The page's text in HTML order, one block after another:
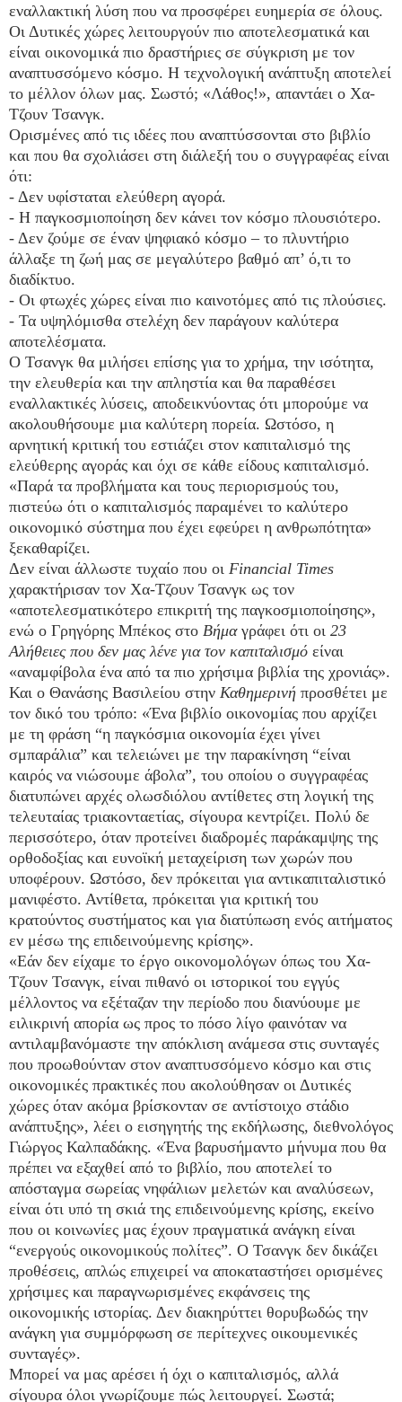
εναλλακτική λύση που να προσφέρει ευημερία σε όλους.
Οι Δυτικές χώρες λειτουργούν πιο αποτελεσματικά και
είναι οικονομικά πιο δραστήριες σε σύγκριση με τον
αναπτυσσόμενο κόσμο. Η τεχνολογική ανάπτυξη αποτελεί
το μέλλον όλων μας. Σωστό; «Λάθος!», απαντάει ο Χα-
Τζουν Τσανγκ.
Ορισμένες από τις ιδέες που αναπτύσσονται στο βιβλίο
και που θα σχολιάσει στη διάλεξή του ο συγγραφέας είναι
ότι:
- Δεν υφίσταται ελεύθερη αγορά.
- Η παγκοσμιοποίηση δεν κάνει τον κόσμο πλουσιότερο.
- Δεν ζούμε σε έναν ψηφιακό κόσμο – το πλυντήριο
άλλαξε τη ζωή μας σε μεγαλύτερο βαθμό απ’ ό,τι το
διαδίκτυο.
- Οι φτωχές χώρες είναι πιο καινοτόμες από τις πλούσιες.
- Τα υψηλόμισθα στελέχη δεν παράγουν καλύτερα
αποτελέσματα.
Ο Τσανγκ θα μιλήσει επίσης για το χρήμα, την ισότητα,
την ελευθερία και την απληστία και θα παραθέσει
εναλλακτικές λύσεις, αποδεικνύοντας ότι μπορούμε να
ακολουθήσουμε μια καλύτερη πορεία. Ωστόσο, η
αρνητική κριτική του εστιάζει στον καπιταλισμό της
ελεύθερης αγοράς και όχι σε κάθε είδους καπιταλισμό.
«Παρά τα προβλήματα και τους περιορισμούς του,
πιστεύω ότι ο καπιταλισμός παραμένει το καλύτερο
οικονομικό σύστημα που έχει εφεύρει η ανθρωπότητα»
ξεκαθαρίζει.
Δεν είναι άλλωστε τυχαίο που οι Financial Times
χαρακτήρισαν τον Χα-Τζουν Τσανγκ ως τον
«αποτελεσματικότερο επικριτή της παγκοσμιοποίησης»,
ενώ ο Γρηγόρης Μπέκος στο Βήμαγράφει ότι οι 23
Αλήθειες που δεν μας λένε για τον καπιταλισμό είναι
«αναμφίβολα ένα από τα πιο χρήσιμα βιβλία της χρονιάς».
Και ο Θανάσης Βασιλείου στην Καθημερινή προσθέτει με
τον δικό του τρόπο: «Ένα βιβλίο οικονομίας που αρχίζει
με τη φράση “η παγκόσμια οικονομία έχει γίνει
σμπαράλια” και τελειώνει με την παρακίνηση “είναι
καιρός να νιώσουμε άβολα”, του οποίου ο συγγραφέας
διατυπώνει αρχές ολωσδιόλου αντίθετες στη λογική της
τελευταίας τριακονταετίας, σίγουρα κεντρίζει. Πολύ δε
περισσότερο, όταν προτείνει διαδρομές παράκαμψης της
ορθοδοξίας και ευνοϊκή μεταχείριση των χωρών που
υποφέρουν. Ωστόσο, δεν πρόκειται για αντικαπιταλιστικό
μανιφέστο. Αντίθετα, πρόκειται για κριτική του
κρατούντος συστήματος και για διατύπωση ενός αιτήματος
εν μέσω της επιδεινούμενης κρίσης».
«Εάν δεν είχαμε το έργο οικονομολόγων όπως του Χα-
Τζουν Τσανγκ, είναι πιθανό οι ιστορικοί του εγγύς
μέλλοντος να εξέταζαν την περίοδο που διανύουμε με
ειλικρινή απορία ως προς το πόσο λίγο φαινόταν να
αντιλαμβανόμαστε την απόκλιση ανάμεσα στις συνταγές
που προωθούνταν στον αναπτυσσόμενο κόσμο και στις
οικονομικές πρακτικές που ακολούθησαν οι Δυτικές
χώρες όταν ακόμα βρίσκονταν σε αντίστοιχο στάδιο
ανάπτυξης», λέει ο εισηγητής της εκδήλωσης, διεθνολόγος
Γιώργος Καλπαδάκης. «Ένα βαρυσήμαντο μήνυμα που θα
πρέπει να εξαχθεί από το βιβλίο, που αποτελεί το
απόσταγμα σωρείας νηφάλιων μελετών και αναλύσεων,
είναι ότι υπό τη σκιά της επιδεινούμενης κρίσης, εκείνο
που οι κοινωνίες μας έχουν πραγματικά ανάγκη είναι
“ενεργούς οικονομικούς πολίτες”. Ο Τσανγκ δεν δικάζει
προθέσεις, απλώς επιχειρεί να αποκαταστήσει ορισμένες
χρήσιμες και παραγνωρισμένες εκφάνσεις της
οικονομικής ιστορίας. Δεν διακηρύττει θορυβωδώς την
ανάγκη για συμμόρφωση σε περίτεχνες οικουμενικές
συνταγές».
Μπορεί να μας αρέσει ή όχι ο καπιταλισμός, αλλά
σίγουρα όλοι γνωρίζουμε πώς λειτουργεί. Σωστά;